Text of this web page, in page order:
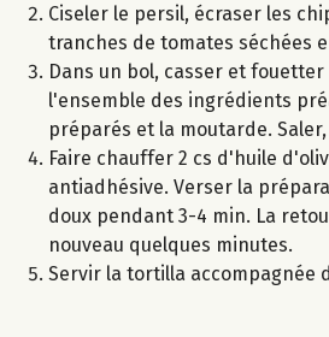
Ciseler le persil, écraser les
tranches de tomates séchées
Dans un bol, casser et
l'ensemble des ingrédients
préparés et la moutarde.
Faire chauffer 2 cs d'huile
antiadhésive. Verser la
doux pendant 3-4 min. La
nouveau quelques minutes.
Servir la tortilla accompagnée